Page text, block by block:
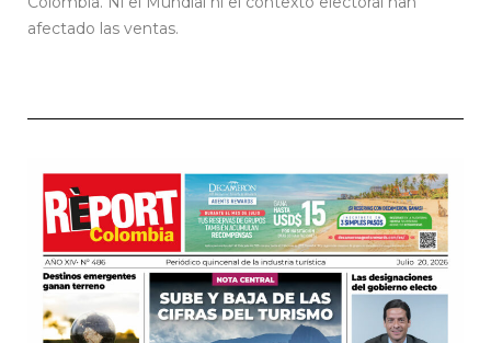
afectado las ventas.